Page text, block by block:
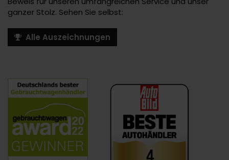
ganzer Stolz. Sehen Sie selbst:
Alle Auszeichnungen